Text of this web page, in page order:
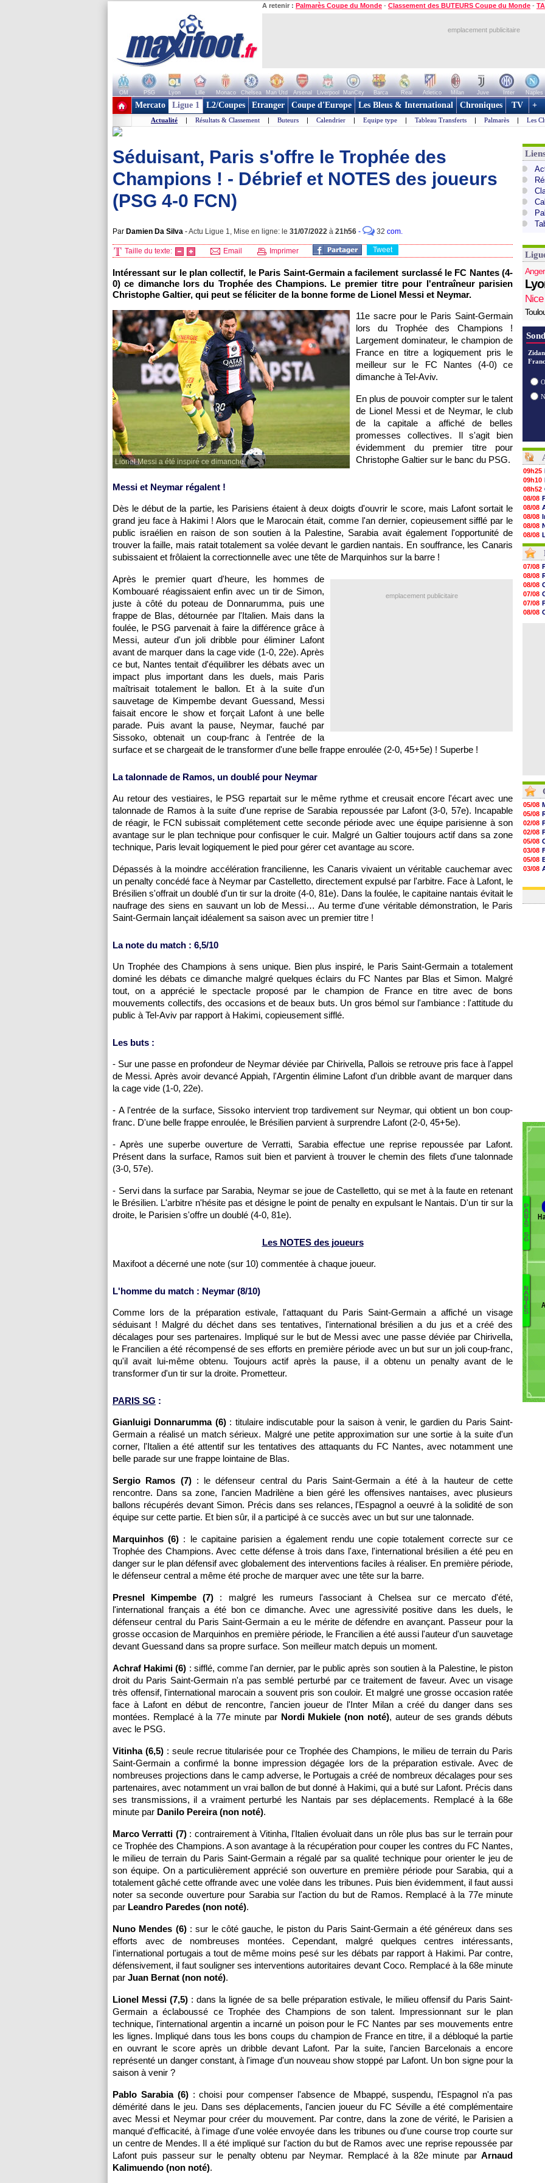
A retenir : Palmarès Coupe du Monde - Classement des BUTEURS Coupe du Monde -
emplacement publicitaire
OM PSG Lyon Lille Monaco Chelsea Man Utd Arsenal Liverpool ManCity Barca Real Atletico Milan Juve Inter Naples
+ de clubs
Mercato Ligue 1 L2/Coupes Etranger Coupe d'Europe Les Bleus & International Chroniques TV +
Actualité | Résultats & Classement | Buteurs | Calendrier | Equipe type | Tableau Transferts | Palmarès | Les
Séduisant, Paris s'offre le Trophée des
Champions ! - Débrief et NOTES des joueurs
(PSG 4-0 FCN)
Par Damien Da Silva -Actu Ligue 1, Mise en ligne: le 31/07/2022 à 21h56 - 32 com.
Taille du texte: Email Imprimer Tweet
Intéressant sur le plan collectif, le Paris Saint-Germain a facilement surclassé le FC Nantes (4-
0) ce dimanche lors du Trophée des Champions. Le premier titre pour l'entraîneur parisien
Christophe Galtier, qui peut se féliciter de la bonne forme de Lionel Messi et Neymar.
Lionel Messi a été inspiré ce dimanche.
11e sacre pour le Paris Saint-Germain
lors du Trophée des Champions !
Largement dominateur, le champion de
France en titre a logiquement pris le
meilleur sur le FC Nantes (4-0) ce
dimanche à Tel-Aviv.
En plus de pouvoir compter sur le talent
de Lionel Messi et de Neymar, le club
de la capitale a affiché de belles
promesses collectives. Il s'agit bien
évidemment du premier titre pour
Christophe Galtier sur le banc du PSG.
Messi et Neymar régalent !
Dès le début de la partie, les Parisiens étaient à deux doigts d'ouvrir le score, mais Lafont sortait le
grand jeu face à Hakimi ! Alors que le Marocain était, comme l'an dernier, copieusement sifflé par le
public israélien en raison de son soutien à la Palestine, Sarabia avait également l'opportunité de
trouver la faille, mais ratait totalement sa volée devant le gardien nantais. En souffrance, les Canaris
subissaient et frôlaient la correctionnelle avec une tête de Marquinhos sur la barre !
emplacement publicitaire
Après le premier quart d'heure, les hommes de
Kombouaré réagissaient enfin avec un tir de Simon,
juste à côté du poteau de Donnarumma, puis une
frappe de Blas, détournée par l'Italien. Mais dans la
foulée, le PSG parvenait à faire la différence grâce à
Messi, auteur d'un joli dribble pour éliminer Lafont
avant de marquer dans la cage vide (1-0, 22e). Après
ce but, Nantes tentait d'équilibrer les débats avec un
impact plus important dans les duels, mais Paris
maîtrisait totalement le ballon. Et à la suite d'un
sauvetage de Kimpembe devant Guessand, Messi
faisait encore le show et forçait Lafont à une belle
parade. Puis avant la pause, Neymar, fauché par
Sissoko, obtenait un coup-franc à l'entrée de la
surface et se chargeait de le transformer d'une belle frappe enroulée (2-0, 45+5e) ! Superbe !
La talonnade de Ramos, un doublé pour Neymar
Au retour des vestiaires, le PSG repartait sur le même rythme et creusait encore l'écart avec une
talonnade de Ramos à la suite d'une reprise de Sarabia repoussée par Lafont (3-0, 57e). Incapable
de réagir, le FCN subissait complétement cette seconde période avec une équipe parisienne à son
avantage sur le plan technique pour confisquer le cuir. Malgré un Galtier toujours actif dans sa zone
technique, Paris levait logiquement le pied pour gérer cet avantage au score.
Dépassés à la moindre accélération francilienne, les Canaris vivaient un véritable cauchemar avec
un penalty concédé face à Neymar par Castelletto, directement expulsé par l'arbitre. Face à Lafont, le
Brésilien s'offrait un doublé d'un tir sur la droite (4-0, 81e). Dans la foulée, le capitaine nantais évitait le
naufrage des siens en sauvant un lob de Messi… Au terme d'une véritable démonstration, le Paris
Saint-Germain lançait idéalement sa saison avec un premier titre !
La note du match : 6,5/10
Un Trophée des Champions à sens unique. Bien plus inspiré, le Paris Saint-Germain a totalement
dominé les débats ce dimanche malgré quelques éclairs du FC Nantes par Blas et Simon. Malgré
tout, on a apprécié le spectacle proposé par le champion de France en titre avec de bons
mouvements collectifs, des occasions et de beaux buts. Un gros bémol sur l'ambiance : l'attitude du
public à Tel-Aviv par rapport à Hakimi, copieusement sifflé.
Les buts :
- Sur une passe en profondeur de Neymar déviée par Chirivella, Pallois se retrouve pris face à l'appel
de Messi. Après avoir devancé Appiah, l'Argentin élimine Lafont d'un dribble avant de marquer dans
la cage vide (1-0, 22e).
- A l'entrée de la surface, Sissoko intervient trop tardivement sur Neymar, qui obtient un bon coup-
franc. D'une belle frappe enroulée, le Brésilien parvient à surprendre Lafont (2-0, 45+5e).
- Après une superbe ouverture de Verratti, Sarabia effectue une reprise repoussée par Lafont.
Présent dans la surface, Ramos suit bien et parvient à trouver le chemin des filets d'une talonnade
(3-0, 57e).
- Servi dans la surface par Sarabia, Neymar se joue de Castelletto, qui se met à la faute en retenant
le Brésilien. L'arbitre n'hésite pas et désigne le point de penalty en expulsant le Nantais. D'un tir sur la
droite, le Parisien s'offre un doublé (4-0, 81e).
Les NOTES des joueurs
Maxifoot a décerné une note (sur 10) commentée à chaque joueur.
L'homme du match : Neymar (8/10)
Comme lors de la préparation estivale, l'attaquant du Paris Saint-Germain a affiché un visage
séduisant ! Malgré du déchet dans ses tentatives, l'international brésilien a du jus et a créé des
décalages pour ses partenaires. Impliqué sur le but de Messi avec une passe déviée par Chirivella,
le Francilien a été récompensé de ses efforts en première période avec un but sur un joli coup-franc,
qu'il avait lui-même obtenu. Toujours actif après la pause, il a obtenu un penalty avant de le
transformer d'un tir sur la droite. Prometteur.
PARIS SG :
Gianluigi Donnarumma (6): titulaire indiscutable pour la saison à venir, le gardien du Paris Saint-
Germain a réalisé un match sérieux. Malgré une petite approximation sur une sortie à la suite d'un
corner, l'Italien a été attentif sur les tentatives des attaquants du FC Nantes, avec notamment une
belle parade sur une frappe lointaine de Blas.
Sergio Ramos (7): le défenseur central du Paris Saint-Germain a été à la hauteur de cette
rencontre. Dans sa zone, l'ancien Madrilène a bien géré les offensives nantaises, avec plusieurs
ballons récupérés devant Simon. Précis dans ses relances, l'Espagnol a oeuvré à la solidité de son
équipe sur cette partie. Et bien sûr, il a participé à ce succès avec un but sur une talonnade.
Marquinhos (6) : le capitaine parisien a également rendu une copie totalement correcte sur ce
Trophée des Champions. Avec cette défense à trois dans l'axe, l'international brésilien a été peu en
danger sur le plan défensif avec globalement des interventions faciles à réaliser. En première période,
le défenseur central a même été proche de marquer avec une tête sur la barre.
Presnel Kimpembe (7) : malgré les rumeurs l'associant à Chelsea sur ce mercato d'été,
l'international français a été bon ce dimanche. Avec une agressivité positive dans les duels, le
défenseur central du Paris Saint-Germain a eu le mérite de défendre en avançant. Passeur pour la
grosse occasion de Marquinhos en première période, le Francilien a été aussi l'auteur d'un sauvetage
devant Guessand dans sa propre surface. Son meilleur match depuis un moment.
Achraf Hakimi (6) : sifflé, comme l'an dernier, par le public après son soutien à la Palestine, le piston
droit du Paris Saint-Germain n'a pas semblé perturbé par ce traitement de faveur. Avec un visage
très offensif, l'international marocain a souvent pris son couloir. Et malgré une grosse occasion ratée
face à Lafont en début de rencontre, l'ancien joueur de l'Inter Milan a créé du danger dans ses
montées. Remplacé à la 77e minute par Nordi Mukiele (non noté), auteur de ses grands débuts
avec le PSG.
Vitinha (6,5): seule recrue titularisée pour ce Trophée des Champions, le milieu de terrain du Paris
Saint-Germain a confirmé la bonne impression dégagée lors de la préparation estivale. Avec de
nombreuses projections dans le camp adverse, le Portugais a créé de nombreux décalages pour ses
partenaires, avec notamment un vrai ballon de but donné à Hakimi, qui a buté sur Lafont. Précis dans
ses transmissions, il a vraiment perturbé les Nantais par ses déplacements. Remplacé à la 68e
minute par Danilo Pereira (non noté).
Marco Verratti (7): contrairement à Vitinha, l'Italien évoluait dans un rôle plus bas sur le terrain pour
ce Trophée des Champions. A son avantage à la récupération pour couper les contres du FC Nantes,
le milieu de terrain du Paris Saint-Germain a régalé par sa qualité technique pour orienter le jeu de
son équipe. On a particulièrement apprécié son ouverture en première période pour Sarabia, qui a
totalement gâché cette offrande avec une volée dans les tribunes. Puis bien évidemment, il faut aussi
noter sa seconde ouverture pour Sarabia sur l'action du but de Ramos. Remplacé à la 77e minute
par Leandro Paredes (non noté).
Nuno Mendes (6): sur le côté gauche, le piston du Paris Saint-Germain a été généreux dans ses
efforts avec de nombreuses montées. Cependant, malgré quelques centres intéressants,
l'international portugais a tout de même moins pesé sur les débats par rapport à Hakimi. Par contre,
défensivement, il faut souligner ses interventions autoritaires devant Coco. Remplacé à la 68e minute
par Juan Bernat (non noté).
Lionel Messi (7,5) : dans la lignée de sa belle préparation estivale, le milieu offensif du Paris Saint-
Germain a éclaboussé ce Trophée des Champions de son talent. Impressionnant sur le plan
technique, l'international argentin a incarné un poison pour le FC Nantes par ses mouvements entre
les lignes. Impliqué dans tous les bons coups du champion de France en titre, il a débloqué la partie
en ouvrant le score après un dribble devant Lafont. Par la suite, l'ancien Barcelonais a encore
représenté un danger constant, à l'image d'un nouveau show stoppé par Lafont. Un bon signe pour la
saison à venir ?
Pablo Sarabia (6): choisi pour compenser l'absence de Mbappé, suspendu, l'Espagnol n'a pas
démérité dans le jeu. Dans ses déplacements, l'ancien joueur du FC Séville a été complémentaire
avec Messi et Neymar pour créer du mouvement. Par contre, dans la zone de vérité, le Parisien a
manqué d'efficacité, à l'image d'une volée envoyée dans les tribunes ou d'une course trop courte sur
un centre de Mendes. Il a été impliqué sur l'action du but de Ramos avec une reprise repoussée par
Lafont puis passeur sur le penalty obtenu par Neymar. Remplacé à la 82e minute par Arnaud
Kalimuendo (non noté).
Nice
09h25
09h10
08h52
08/08
08/08
08/08
08/08
08/08
08/08
08/08
08/08
08/08
08/08
08/08
08/08
08/08
08/08
07/08
08/08
08/08
07/08
07/08
08/08
05/08
05/08
02/08
02/08
05/08
03/08
05/08
03/08
06/08
P
A
R
I
S
S
G
N
A
N
E
S